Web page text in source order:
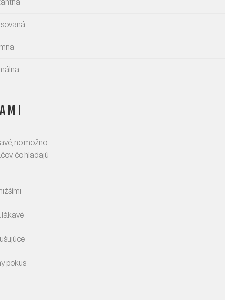
no možno
čo hľadajú
lákavé
pokus